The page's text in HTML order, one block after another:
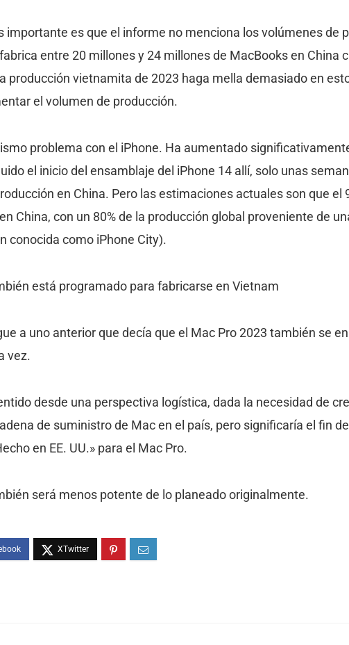
importante es que el informe no menciona los volúmenes de
entre 20 millones y 24 millones de MacBooks en China
producción vietnamita de 2023 haga mella demasiado en
el volumen de producción.
problema con el iPhone. Ha aumentado
el inicio del ensamblaje del iPhone 14 allí, solo unas
en China. Pero las estimaciones actuales son que el
China, con un 80% de la producción global proveniente de
conocida como iPhone City).
está programado para fabricarse en Vietnam
a uno anterior que decía que el Mac Pro 2023 también se
vez.
desde una perspectiva logística, dada la necesidad de
de suministro de Mac en el país, pero significaría el fin
en EE. UU.» para el Mac Pro.
será menos potente de lo planeado originalmente.